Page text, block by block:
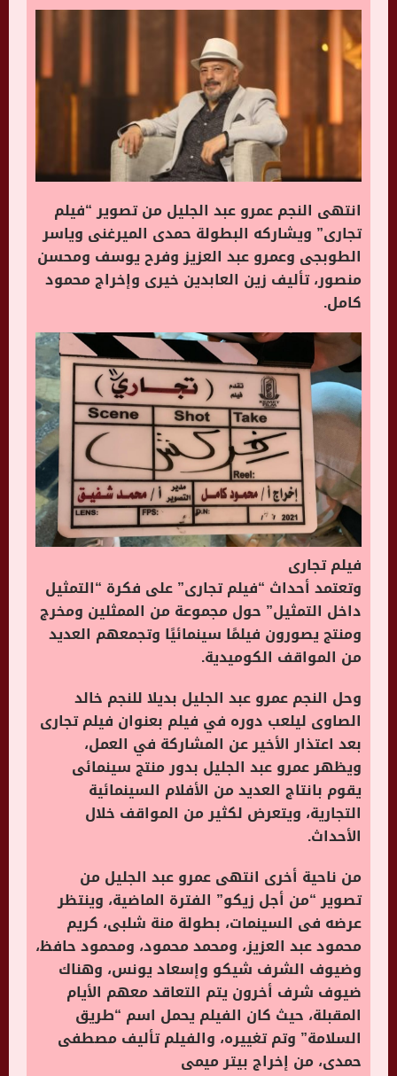
انتهى النجم عمرو عبد الجليل من تصوير “فيلم
تجارى” ويشاركه البطولة حمدى الميرغنى وياسر
الطوبجى وعمرو عبد العزيز وفرح يوسف ومحسن
منصور، تأليف زين العابدين خيرى وإخراج محمود
كامل.
فيلم تجارى
وتعتمد أحداث “فيلم تجارى” على فكرة “التمثيل
داخل التمثيل” حول مجموعة من الممثلين ومخرج
ومنتج يصورون فيلمًا سينمائيًا وتجمعهم العديد
من المواقف الكوميدية.
وحل النجم عمرو عبد الجليل بديلا للنجم خالد
الصاوى ليلعب دوره في فيلم بعنوان فيلم تجارى
بعد اعتذار الأخير عن المشاركة في العمل،
ويظهر عمرو عبد الجليل بدور منتج سينمائى
يقوم بانتاج العديد من الأفلام السينمائية
التجارية، ويتعرض لكثير من المواقف خلال
الأحداث.
من ناحية أخرى انتهى عمرو عبد الجليل من
تصوير “من أجل زيكو” الفترة الماضية، وينتظر
عرضه فى السينمات، بطولة منة شلبى، كريم
محمود عبد العزيز، ومحمد محمود، ومحمود حافظ،
وضيوف الشرف شيكو وإسعاد يونس، وهناك
ضيوف شرف أخرون يتم التعاقد معهم الأيام
المقبلة، حيث كان الفيلم يحمل اسم “طريق
السلامة” وتم تغييره، والفيلم تأليف مصطفى
حمدى، من إخراج بيتر ميمى